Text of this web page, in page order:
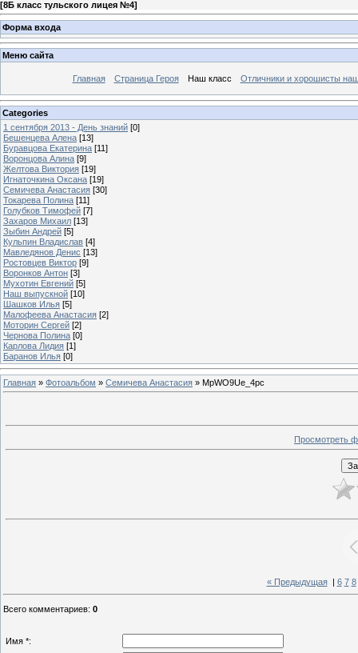
[8Б класс тульского лицея №4]
Форма входа
Меню сайта
Главная Страница Героя Наш класс Отличники и хорошисты
Categories
1 сентября 2013 - День знаний [0]
Бешенцева Алена [13]
Буравцова Екатерина [11]
Воронцова Алина [9]
Желтова Виктория [19]
Игнаточкина Оксана [19]
Семичева Анастасия [30]
Токарева Полина [11]
Голубков Тимофей [7]
Захаров Михаил [13]
Зыбин Андрей [5]
Кульпин Владислав [4]
Мавледянов Денис [13]
Ростовцев Виктор [9]
Воронков Антон [3]
Мухотин Евгений [5]
Наш выпускной [10]
Шашков Илья [5]
Малофеева Анастасия [2]
Моторин Сергей [2]
Чернова Полина [0]
Карлова Лидия [1]
Баранов Илья [0]
Главная » Фотоальбом » Семичева Анастасия » MpWO9Ue_4pc
Просмотреть
« Предыдущая| 6 7 8
Всего комментариев: 0
Имя *: